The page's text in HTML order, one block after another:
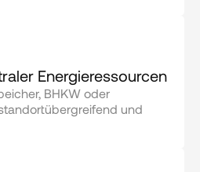
Energieressourcen
BHKW oder
und